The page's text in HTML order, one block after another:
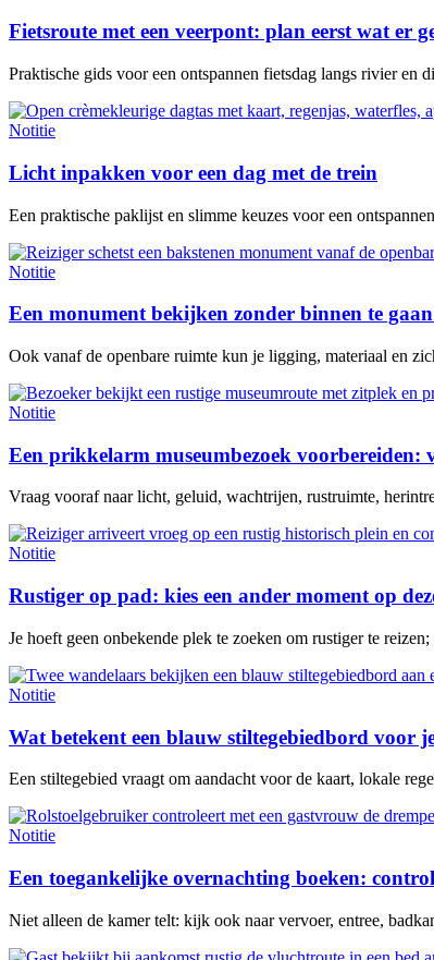
Fietsroute met een veerpont: plan eerst wat er
Praktische gids voor een ontspannen fietsdag langs rivier en
Notitie
Licht inpakken voor een dag met de trein
Een praktische paklijst en slimme keuzes voor een
Notitie
Een monument bekijken zonder binnen te
Ook vanaf de openbare ruimte kun je ligging, materiaal en
Notitie
Een prikkelarm museumbezoek voorbereiden:
Vraag vooraf naar licht, geluid, wachtrijen, rustruimte,
Notitie
Rustiger op pad: kies een ander moment op
Je hoeft geen onbekende plek te zoeken om rustiger te
Notitie
Wat betekent een blauw stiltegebiedbord voor
Een stiltegebied vraagt om aandacht voor de kaart, lokale
Notitie
Een toegankelijke overnachting boeken:
Niet alleen de kamer telt: kijk ook naar vervoer, entree,